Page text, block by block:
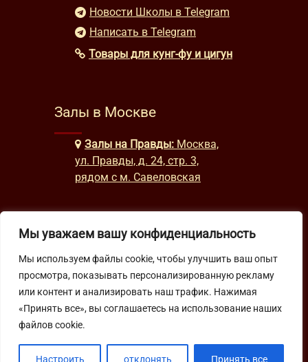
Мы уважаем вашу конфиденциальность
Мы используем файлы cookie, чтобы улучшить ваш опыт
просмотра, показывать персонализированную рекламу
или контент и анализировать наш трафик. Нажимая
«Принять все», вы соглашаетесь на использование наших
файлов cookie.
Настроить отклонять Принять все
Новости Школы в Telegram
Написать в Telegram
Товары для кунг-фу и цигун
Залы в Москве
Залы на Правды: Москва,
ул. Правды, д. 24, стр. 3,
рядом с м. Савеловская
Часы работы
будни: с 9:00 до 22:00
выходные: с 10:00 до 19:30
Подпишитесь на нашу рассылку